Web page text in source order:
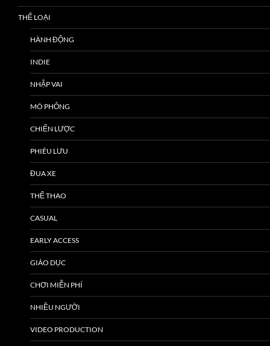
THỂ LOẠI
HÀNH ĐỘNG
INDIE
NHẬP VAI
MÔ PHỎNG
CHIẾN LƯỢC
PHIÊU LƯU
ĐUA XE
THỂ THAO
CASUAL
EARLY ACCESS
GIÁO DỤC
CHƠI MIỄN PHÍ
NHIỀU NGƯỜI
VIDEO PRODUCTION